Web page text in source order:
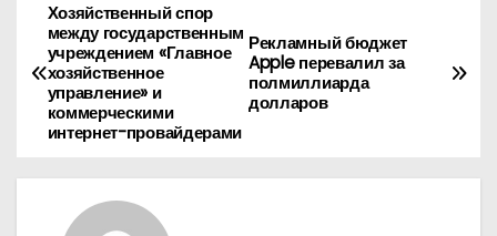
Н
а
в
Рекламный бюджет
Apple перевалил за
полмиллиарда
долларов
Хозяйственный спор
между государственным
учреждением «Главное
хозяйственное
управление» и
коммерческими
интернет-провайдерами